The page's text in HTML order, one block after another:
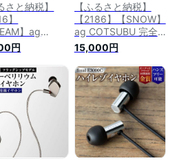
さと納税】
】
】ag
完全ワイ
イヤホン | 神
川崎市 神奈
支援 返礼品
ナル イヤホン
レス イヤフォ
ヤレスイヤホ
ヤレスイヤフ
線イヤホン
final ブル
円
【ふるさと納税】
【2186】【SNOW】
ag COTSUBU 完全
ワイヤレスイヤホン
| 神奈川県 川崎市 神
奈川 川崎 支援 返礼
品 ファイナル イヤ
ホン ワイヤレス イ
ヤフォン ワイヤレス
イヤホン ワイヤレス
イヤフォン 無線イヤ
ホン bluetooth final
ブルートゥース カナ
15,000円